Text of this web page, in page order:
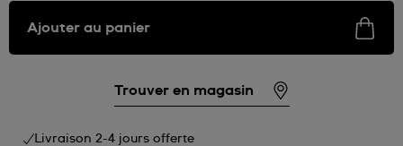
Ajouter au panier
Trouver en magasin
Livraison 2-4 jours offerte